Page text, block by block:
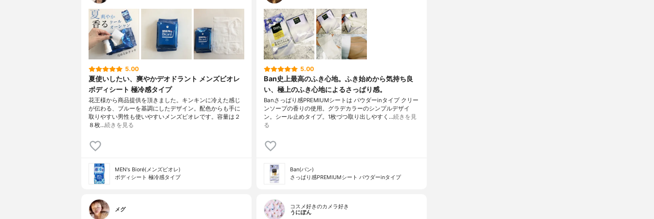
5.00
夏使いしたい、爽やかデオドラント メンズビオレ
ボディシート 極冷感タイプ
花王様から商品提供を頂きました。キンキンに冷えた感じ
が伝わる、ブルーを基調にしたデザイン。配色からも手に
取りやすい男性も使いやすいメンズビオレです。容量は２
８枚…続きを見る
MEN's Bioré(メンズビオレ)
ボディシート 極冷感タイプ
5.00
Ban史上最高のふき心地。ふき始めから気持ち良
い、極上のふき心地によるさっぱり感。
Banさっぱり感PREMIUMシートは パウダーinタイプ クリー
ンソープの香りの使用。グラデカラーのシンプルデザイ
ン。シール止めタイプ。1枚づつ取り出しやすく…続きを見
る
Ban(バン)
さっぱり感PREMIUMシート パウダーinタイプ
メグ
コスメ好きのカメラ好き
うにぽん